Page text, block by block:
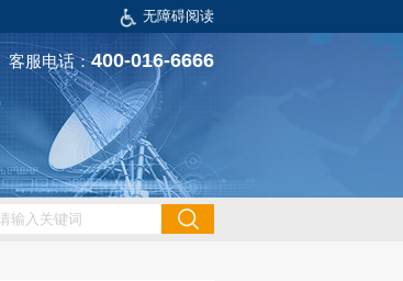
无障碍阅读
客服电话：400-016-6666